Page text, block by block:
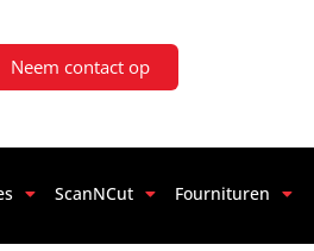
Neem contact op
ScanNCut Fournituren